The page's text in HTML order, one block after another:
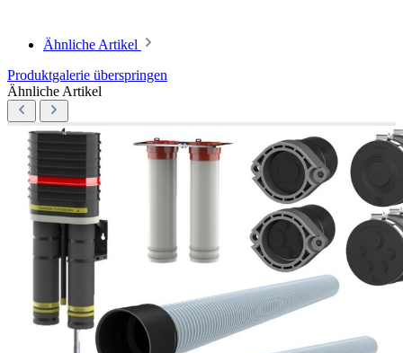
Ähnliche Artikel
Produktgalerie überspringen
Ähnliche Artikel